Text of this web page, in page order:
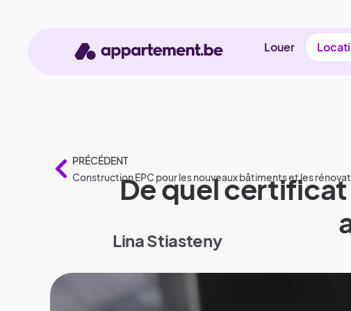
Louer
PRÉCÉDENT
Construction EPC pour les nouveaux bâtiments et les
De quel
Lina Stiasteny